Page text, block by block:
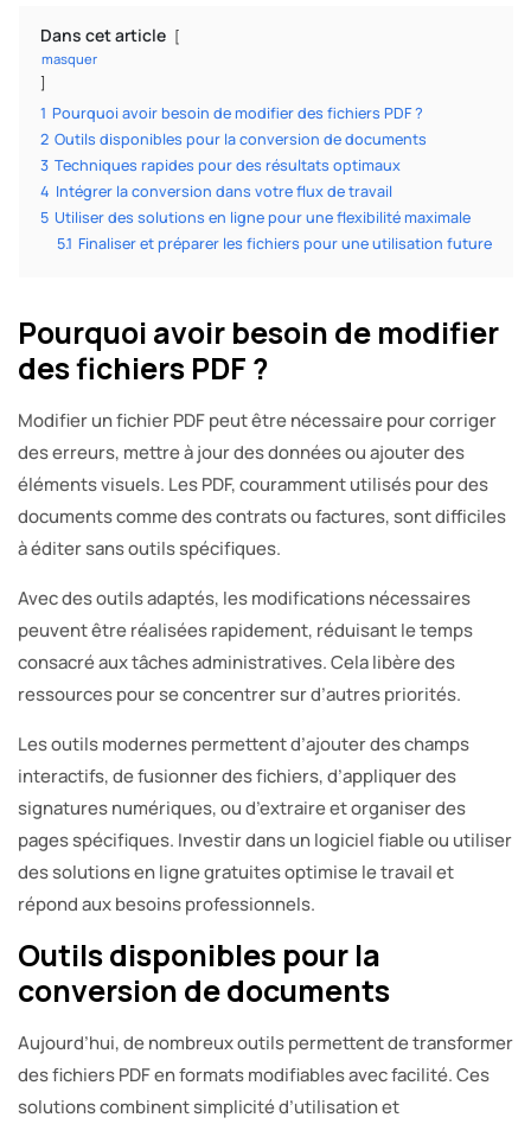
Dans cet article
masquer
1 Pourquoi avoir besoin de modifier des fichiers PDF ?
2 Outils disponibles pour la conversion de documents
3 Techniques rapides pour des résultats optimaux
4 Intégrer la conversion dans votre flux de travail
5 Utiliser des solutions en ligne pour une flexibilité maximale
5.1 Finaliser et préparer les fichiers pour une utilisation future
Pourquoi avoir besoin de modifier
des fichiers PDF ?
Modifier un fichier PDF peut être nécessaire pour corriger
des erreurs, mettre à jour des données ou ajouter des
éléments visuels. Les PDF, couramment utilisés pour des
documents comme des contrats ou factures, sont difficiles
à éditer sans outils spécifiques.
Avec des outils adaptés, les modifications nécessaires
peuvent être réalisées rapidement, réduisant le temps
consacré aux tâches administratives. Cela libère des
ressources pour se concentrer sur d’autres priorités.
Les outils modernes permettent d’ajouter des champs
interactifs, de fusionner des fichiers, d’appliquer des
signatures numériques, ou d’extraire et organiser des
pages spécifiques. Investir dans un logiciel fiable ou utiliser
des solutions en ligne gratuites optimise le travail et
répond aux besoins professionnels.
Outils disponibles pour la
conversion de documents
Aujourd’hui, de nombreux outils permettent de transformer
des fichiers PDF en formats modifiables avec facilité. Ces
solutions combinent simplicité d’utilisation et